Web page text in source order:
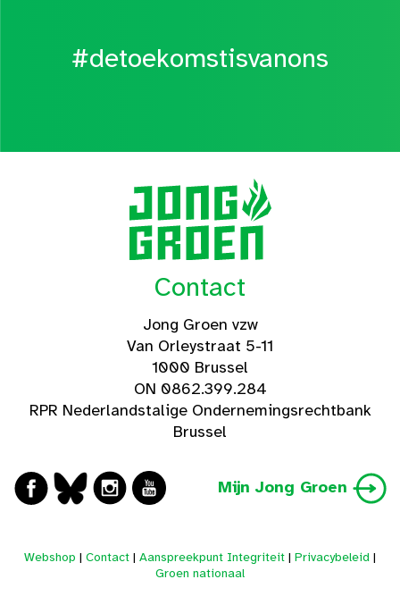
#detoekomstisvanons
Contact
Jong Groen vzw
Van Orleystraat 5-11
1000 Brussel
ON 0862.399.284
RPR Nederlandstalige Ondernemingsrechtbank
Brussel
Mijn Jong Groen
Webshop | Contact | Aanspreekpunt Integriteit | Privacybeleid |
Groen nationaal